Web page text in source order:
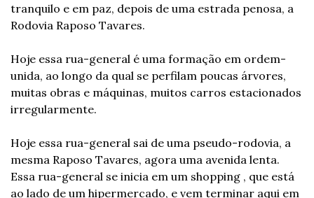
tranquilo e em paz, depois de uma estrada penosa, a
Rodovia Raposo Tavares.
Hoje essa rua-general é uma formação em ordem-
unida, ao longo da qual se perfilam poucas árvores,
muitas obras e máquinas, muitos carros estacionados
irregularmente.
Hoje essa rua-general sai de uma pseudo-rodovia, a
mesma Raposo Tavares, agora uma avenida lenta.
Essa rua-general se inicia em um shopping , que está
ao lado de um hipermercado, e vem terminar aqui em